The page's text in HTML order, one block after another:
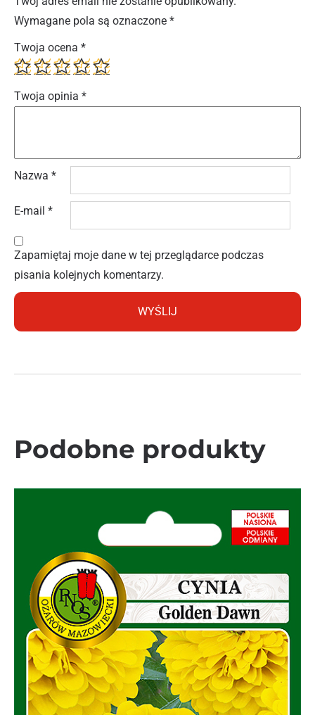
Wymagane pola są oznaczone *
Twoja ocena *
Twoja opinia *
Nazwa *
E-mail *
Zapamiętaj moje dane w tej przeglądarce podczas
pisania kolejnych komentarzy.
Podobne produkty